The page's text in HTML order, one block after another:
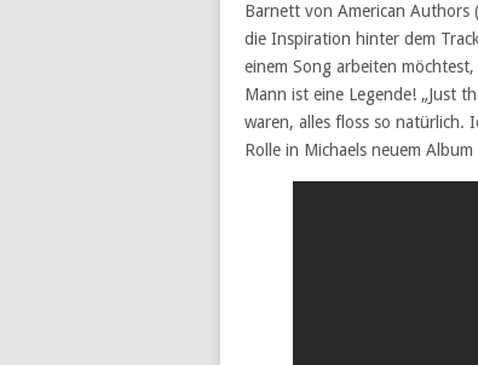
Barnett von American Authors
die Inspiration hinter dem
einem Song arbeiten
Mann ist eine Legende! „Just
waren, alles floss so natürlich.
Rolle in Michaels neuem Album